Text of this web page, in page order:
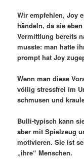
Wir empfehlen, Joy
händeln, da sie
Vermittlung bereits
musste: man hatte
prompt hat Joy
Wenn man diese
völlig stressfrei im
schmusen und
Bulli-typisch kann
aber mit Spielzeug
motivieren. Sie ist
„ihre“ Menschen.